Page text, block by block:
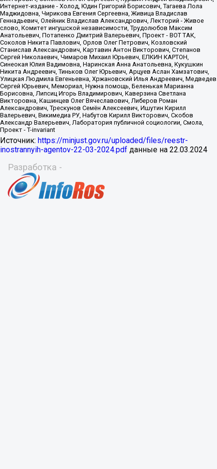
Источник: https://minjust.gov.ru/uploaded/files/reestr-
inostrannyih-agentov-22-03-2024.pdf данные на 22.03.2024
Разработка -